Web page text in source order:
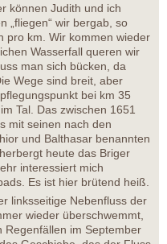
können Judith und ich
„fliegen“ wir bergab, so
pro km. Wir kommen wieder
Wasserfall queren wir
man sich bücken, da
Wege sind breit, aber
bei km 35
Tal. Das zwischen 1651
mit seinen nach den
und Balthasar benannten
heute das Briger
interessiert mich
Es ist hier brütend heiß.
linksseitige Nebenfluss der
wieder überschwemmt,
Regenfällen im September